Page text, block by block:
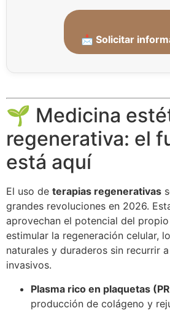
📩 Solicitar
🌱 Medicina
regenerativa: el
está aquí
El uso de terapias regenerativas
grandes revoluciones en 2026.
aprovechan el potencial del
estimular la regeneración celular,
naturales y duraderos sin recurrir
invasivos.
Plasma rico en plaquetas
producción de colágeno y